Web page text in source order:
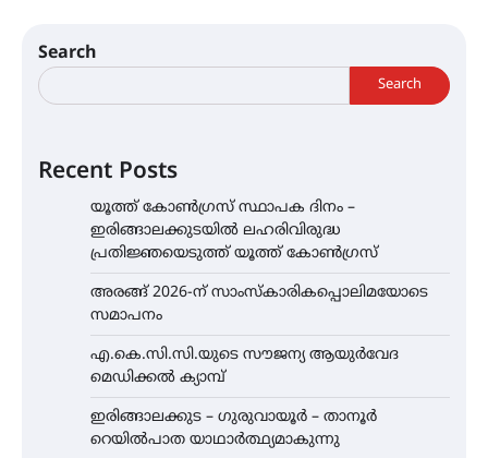
Search
Search
Recent Posts
യൂത്ത് കോൺഗ്രസ്‌ സ്ഥാപക ദിനം –
ഇരിങ്ങാലക്കുടയിൽ ലഹരിവിരുദ്ധ
പ്രതിജ്ഞയെടുത്ത് യൂത്ത് കോൺഗ്രസ്
അരങ്ങ് 2026-ന് സാംസ്കാരികപ്പൊലിമയോടെ
സമാപനം
എ.കെ.സി.സി.യുടെ സൗജന്യ ആയുർവേദ
മെഡിക്കൽ ക്യാമ്പ്
ഇരിങ്ങാലക്കുട – ഗുരുവായൂർ – താനൂർ
റെയിൽപാത യാഥാർത്ഥ്യമാകുന്നു